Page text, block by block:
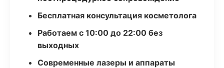
Бесплатная консультация косметолога
Работаем с 10:00 до 22:00 без
выходных
Современные лазеры и аппараты